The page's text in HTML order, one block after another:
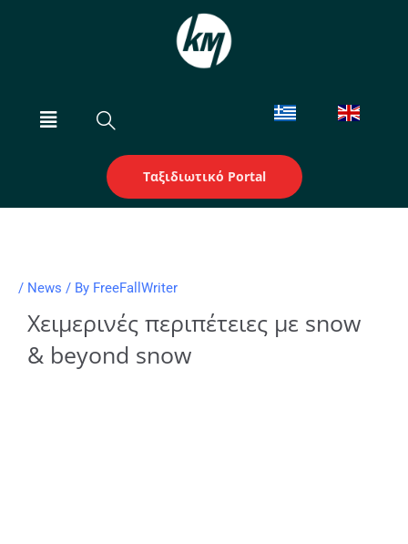
Menu
Ταξιδιωτικό Portal
/ News / By FreeFallWriter
Χειμερινές περιπέτειες με snow
& beyond snow